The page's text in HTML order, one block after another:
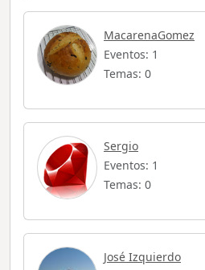
MacarenaGomez
Eventos: 1
Temas: 0
Sergio
Eventos: 1
Temas: 0
José Izquierdo